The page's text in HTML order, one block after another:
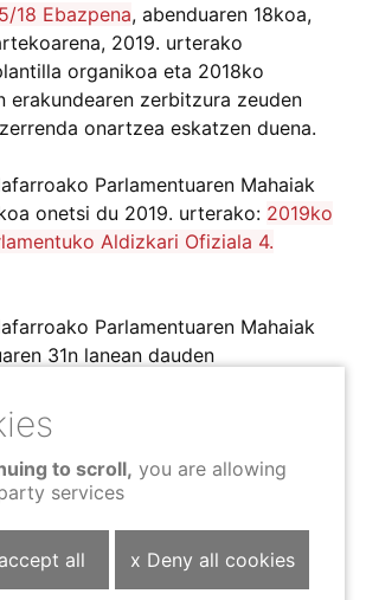
18 Ebazpena, abenduaren 18koa,
2019. urterako
organikoa eta 2018ko
erakundearen zerbitzura zeuden
onartzea eskatzen duena.
Parlamentuaren Mahaiak
onetsi du 2019. urterako: 2019ko
Aldizkari Ofiziala 4.
Parlamentuaren Mahaiak
31n lanean dauden
onetsi du:
Aldizkari Ofiziala 4.
organikoa.pdf (133 KB)
to scroll, you are allowing
services
all x Deny all cookies